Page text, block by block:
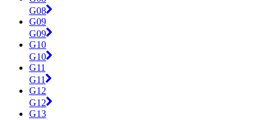
G08
G09
G09
G10
G10
G11
G11
G12
G12
G13